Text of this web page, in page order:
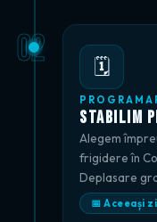
02 🗓️
Stabilim
Alegem
frigidere în
Deplasare
📅 Aceeași zi